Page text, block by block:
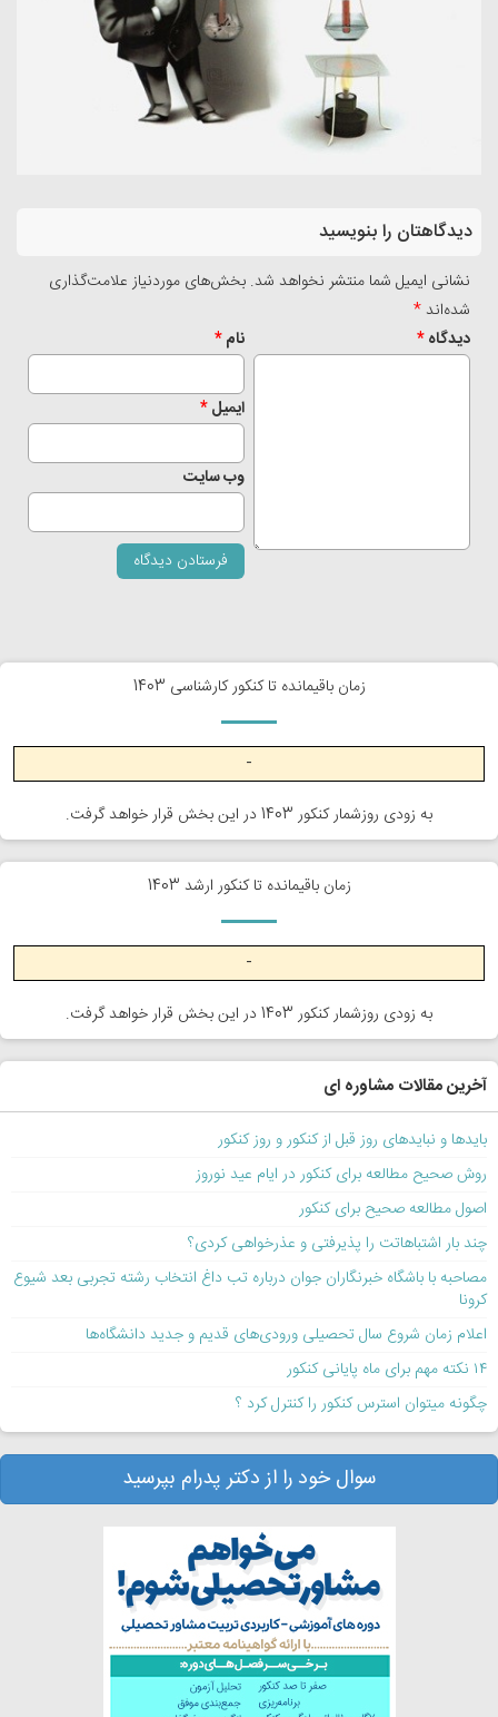
دیدگاهتان را بنویسید
نشانی ایمیل شما منتشر نخواهد شد. بخش‌های موردنیاز علامت‌گذاری
شده‌اند *
دیدگاه* نام*
ایمیل*
وب‌ سایت
زمان باقیمانده تا کنکور کارشناسی 1403
-
به زودی روزشمار کنکور 1403 در این بخش قرار خواهد گرفت.
زمان باقیمانده تا کنکور ارشد 1403
-
به زودی روزشمار کنکور 1403 در این بخش قرار خواهد گرفت.
آخرین مقالات مشاوره ای
بایدها و نبایدهای روز قبل از کنکور و روز کنکور
روش صحیح مطالعه برای کنکور در ایام عید نوروز
اصول مطالعه صحیح برای کنکور
چند بار اشتباهاتت را پذیرفتی و عذرخواهی کردی؟
مصاحبه با باشگاه خبرنگاران جوان درباره تب داغ انتخاب رشته تجربی بعد شیوع
کرونا
اعلام زمان شروع سال تحصیلی ورودی‌های قدیم و جدید دانشگاه‌ها
۱۴ نکته مهم برای ماه پایانی کنکور
چگونه میتوان استرس کنکور را کنترل کرد ؟
سوال خود را از دکتر پدرام بپرسید